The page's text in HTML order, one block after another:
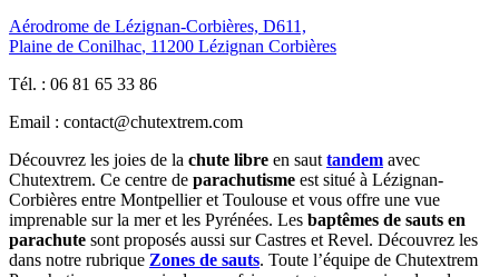
Aérodrome de Lézignan-Corbières, D611,
Plaine de Conilhac, 11200 Lézignan Corbières
Tél. : 06 81 65 33 86
Email : contact@chutextrem.com
Découvrez les joies de la chute libre en saut tandem avec
Chutextrem. Ce centre de parachutisme est situé à Lézignan-
Corbières entre Montpellier et Toulouse et vous offre une vue
imprenable sur la mer et les Pyrénées. Les baptêmes de sauts en
parachute sont proposés aussi sur Castres et Revel. Découvrez les
dans notre rubrique Zones de sauts. Toute l’équipe de Chutextrem